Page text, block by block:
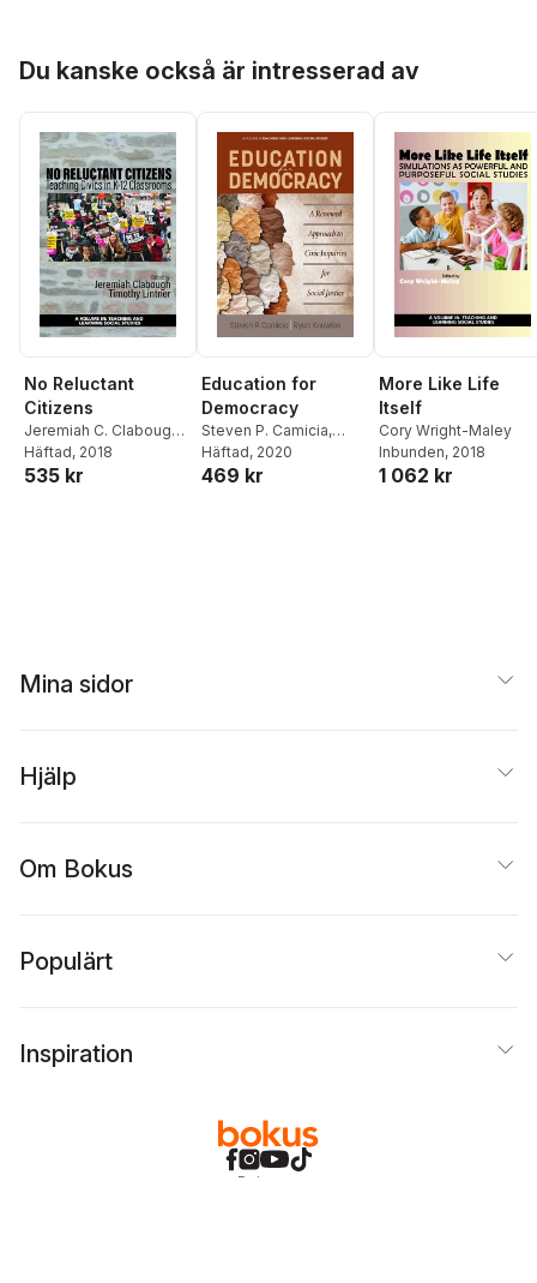
Du kanske också är intresserad av
No Reluctant
Citizens
Jeremiah C. Clabough ,
Timothy Lintner
Häftad, 2018
535 kr
Education for
Democracy
Steven P. Camicia,
Ryan Knowles
Häftad, 2020
469 kr
More Like Life
Itself
Cory Wright-Maley
Inbunden, 2018
1 062 kr
Mina sidor
Hjälp
Om Bokus
Populärt
Inspiration
Bokus